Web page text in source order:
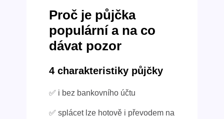
Proč je půjčka
populární a na co
dávat pozor
4 charakteristiky půjčky
✅ i bez bankovního účtu
✅ splácet lze hotově i převodem na